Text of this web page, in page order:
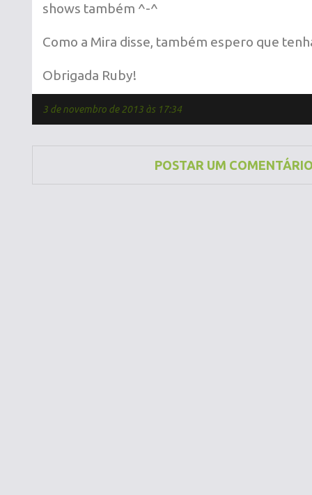
shows também ^-^
Como a Mira disse, também espero que
Obrigada Ruby!
3 de novembro de 2013 às 17:34
POSTAR UM